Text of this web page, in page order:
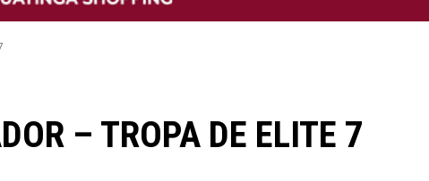
– TROPA DE ELITE 7